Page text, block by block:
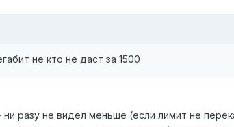
не кто не даст за 1500
разу не видел меньше (если лимит не